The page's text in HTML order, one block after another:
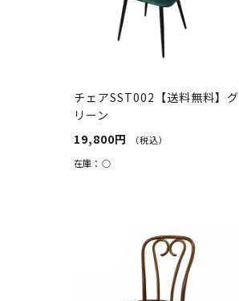
チェアSST002【送料無料】グ
リーン
19,800円
（税込）
在庫： ○